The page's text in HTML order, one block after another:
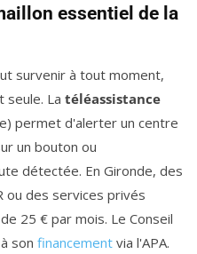
essentiel de la
survenir à tout moment,
seule. La téléassistance
permet d'alerter un centre
un bouton ou
détectée. En Gironde, des
ou des services privés
25 € par mois. Le Conseil
son financement via l'APA.